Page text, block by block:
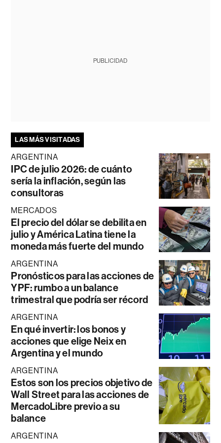
PUBLICIDAD
LAS MÁS VISITADAS
ARGENTINA
IPC de julio 2026: de cuánto
sería la inflación, según las
consultoras
MERCADOS
El precio del dólar se debilita en
julio y América Latina tiene la
moneda más fuerte del mundo
ARGENTINA
Pronósticos para las acciones de
YPF: rumbo a un balance
trimestral que podría ser récord
ARGENTINA
En qué invertir: los bonos y
acciones que elige Neix en
Argentina y el mundo
ARGENTINA
Estos son los precios objetivo de
Wall Street para las acciones de
MercadoLibre previo a su
balance
ARGENTINA